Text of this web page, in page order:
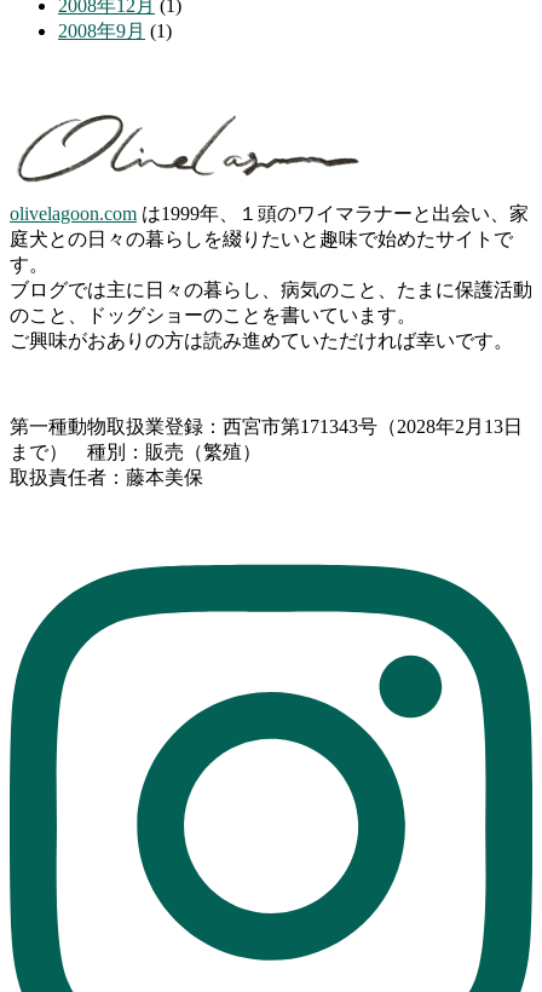
2008年12月 (1)
2008年9月 (1)
olivelagoon.com は1999年、１頭のワイマラナーと出会い、家
庭犬との日々の暮らしを綴りたいと趣味で始めたサイトで
す。
ブログでは主に日々の暮らし、病気のこと、たまに保護活動
のこと、ドッグショーのことを書いています。
ご興味がおありの方は読み進めていただければ幸いです。
第一種動物取扱業登録：西宮市第171343号（2028年2月13日
まで） 種別：販売（繁殖）
取扱責任者：藤本美保